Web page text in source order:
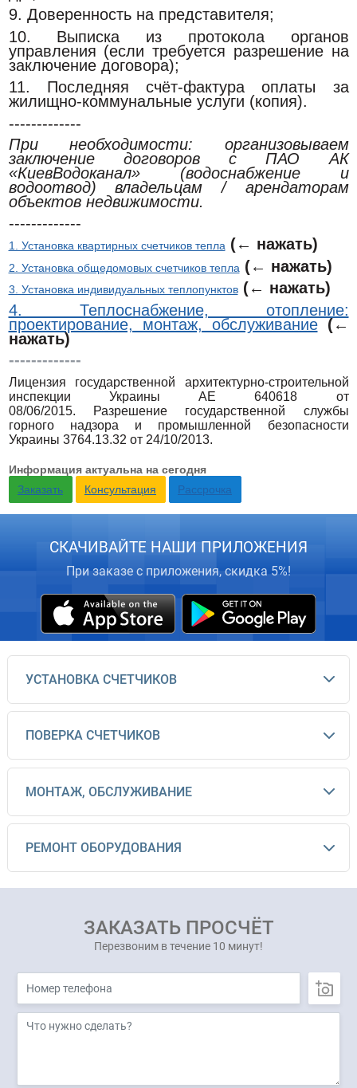
9. Доверенность на представителя;
10. Выписка из протокола органов
управления (если требуется разрешение на
заключение договора);
11. Последняя счёт-фактура оплаты за
жилищно-коммунальные услуги (копия).
-------------
При необходимости: организовываем
заключение договоров с ПАО АК
«КиевВодоканал» (водоснабжение и
водоотвод) владельцам / арендаторам
объектов недвижимости.
-------------
1. Установка квартирных счетчиков тепла (← нажать)
2. Установка общедомовых счетчиков тепла (← нажать)
3. Установка индивидуальных теплопунктов (← нажать)
4. Теплоснабжение, отопление:
проектирование, монтаж, обслуживание
(←
нажать)
-------------
Лицензия государственной архитектурно-строительной
инспекции Украины АЕ 640618 от
08/06/2015. Разрешение государственной службы
горного надзора и промышленной безопасности
Украины 3764.13.32 от 24/10/2013.
Информация актуальна на сегодня
Заказать
Консультация Рассрочка
СКАЧИВАЙТЕ НАШИ ПРИЛОЖЕНИЯ
При заказе с приложения, скидка 5%!
УСТАНОВКА СЧЕТЧИКОВ
ПОВЕРКА СЧЕТЧИКОВ
МОНТАЖ, ОБСЛУЖИВАНИЕ
РЕМОНТ ОБОРУДОВАНИЯ
ЗАКАЗАТЬ ПРОСЧЁТ
Перезвоним в течение 10 минут!